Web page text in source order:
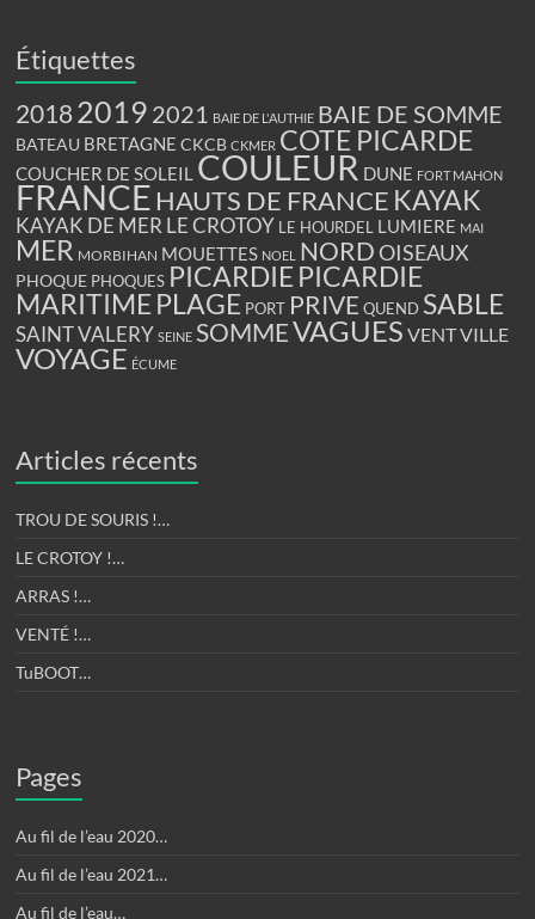
Étiquettes
20182019 2021 BAIE DE L'AUTHIE BAIE DE SOMME
BATEAU BRETAGNE CKCB CKMER COTE PICARDE
COUCHER DE SOLEIL COULEUR DUNE FORT MAHON
FRANCE HAUTS DE FRANCE KAYAK
KAYAK DE MER LE CROTOY LE HOURDEL LUMIERE MAI
MER MORBIHAN MOUETTES NOEL NORD OISEAUX
PHOQUE PHOQUES PICARDIEPICARDIE
MARITIMEPLAGE PORT PRIVE QUEND SABLE
SAINT VALERY SEINE SOMMEVAGUES VENTVILLE
VOYAGE ÉCUME
Articles récents
TROU DE SOURIS !…
LE CROTOY !…
ARRAS !…
VENTÉ !…
TuBOOT…
Pages
Au fil de l’eau 2020…
Au fil de l’eau 2021…
Au fil de l’eau…